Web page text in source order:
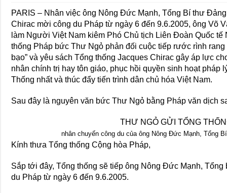
PARIS – Nhân việc ông Nông Ðức Mạnh, Tổng Bí thư
Chirac mời công du Pháp từ ngày 6 đến 9.6.2005, ông Võ
làm Người Việt Nam kiêm Phó Chủ tịch Liên Ðoàn Quốc
thống Pháp bức Thư Ngỏ phản đối cuộc tiếp rước rình
bạo” và yêu sách Tổng thống Jacques Chirac gây áp lực
nhân chính trị hay tôn giáo, phục hồi quyền sinh hoạt pháp
Thống nhất và thúc đẩy tiến trình dân chủ hóa Việt Nam.
Sau đây là nguyên văn bức Thư Ngỏ bằng Pháp văn dịch
THƯ NGỎ GỬI TỔNG
nhân chuyến công du của ông Nông Ðức Mạnh, Tổng
Kính thưa Tổng thống Cộng hòa Pháp,
Sắp tới đây, Tổng thống sẽ tiếp ông Nông Ðức Mạnh,
du Pháp từ ngày 6 đến 9.6.2005.